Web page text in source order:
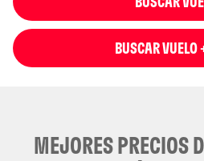
BUSCAR VUELO
MEJORES PRECIOS